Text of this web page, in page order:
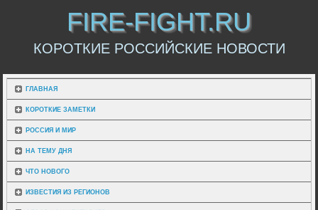
FIRE-FIGHT.RU
КОРОТКИЕ РОССИЙСКИЕ НОВОСТИ
ГЛАВНАЯ
КОРОТКИЕ ЗАМЕТКИ
РОССИЯ И МИР
НА ТЕМУ ДНЯ
ЧТО НОВОГО
ИЗВЕСТИЯ ИЗ РЕГИОНОВ